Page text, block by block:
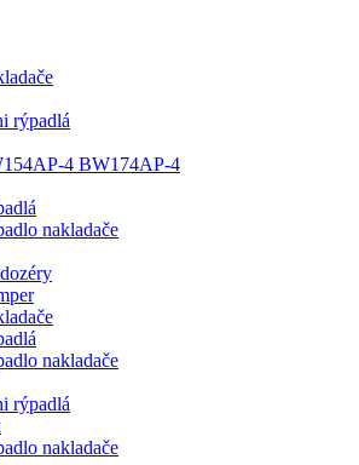
rýpadlá
4 BW174AP-4
nakladače
nakladače
rýpadlá
nakladače